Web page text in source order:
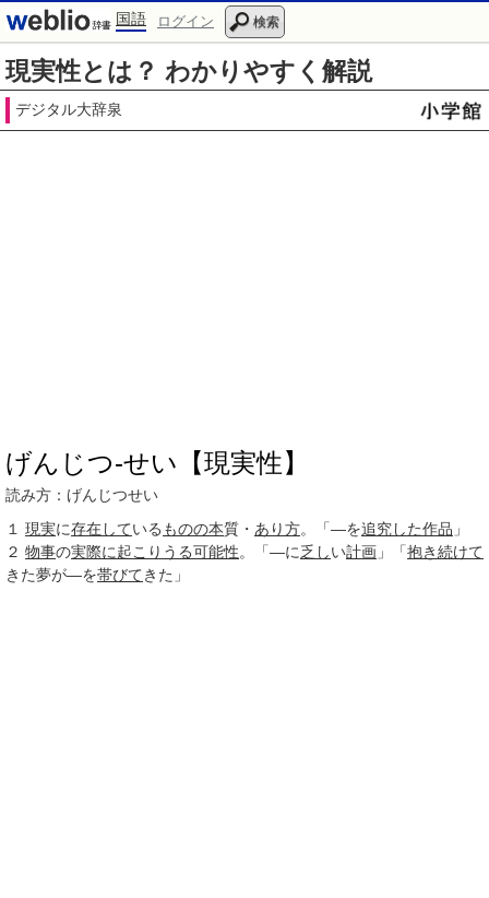
国語 ログイン 検索
現実性とは？ わかりやすく解説
デジタル大辞泉
げんじつ‐せい【現実性】
読み方：げんじつせい
１
現実に存在している ものの本質・ あり方。「―を追究した作品 」
２ 物事の実際に起こりうる可能性。「―に乏しい計画 」「抱き続けて
きた夢が―を帯びてきた」